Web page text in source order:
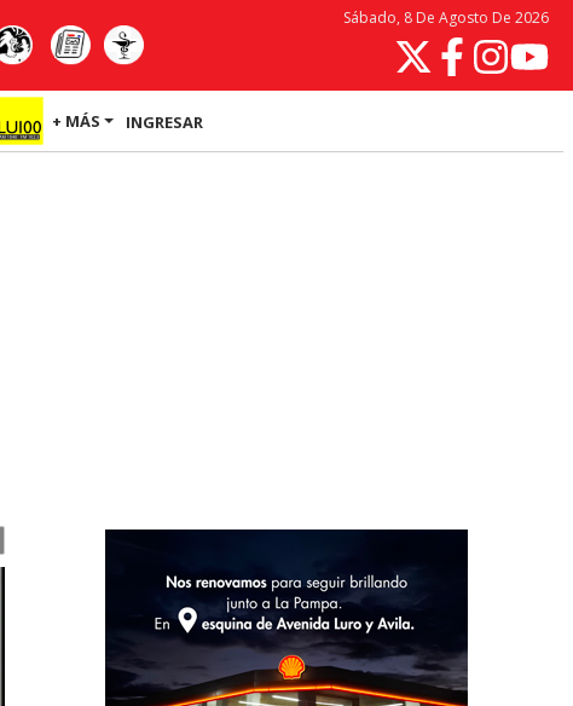
Sábado, 8 De Agosto De 2026
+ MÁS INGRESAR